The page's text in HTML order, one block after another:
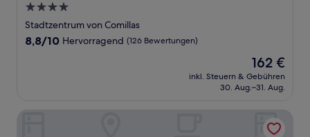
4.0-
Sterne-
Unterkunft
Stadtzentrum von Comillas
8.8
8,8/10 Hervorragend (126 Bewertungen)
Der
Preis
beträgt
162 €
inkl. Steuern & Gebühren
30. Aug.–31. Aug.